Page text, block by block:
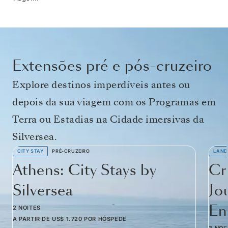
Extensões pré e pós-cruzeiro
Explore destinos imperdíveis antes ou
depois da sua viagem com os Programas em
Terra ou Estadias na Cidade imersivas da
Silversea.
CITY STAY PRÉ-CRUZEIRO
Athens: City Stays by
Silversea
2 NOITES
A PARTIR DE US$ 1.720 POR HÓSPEDE